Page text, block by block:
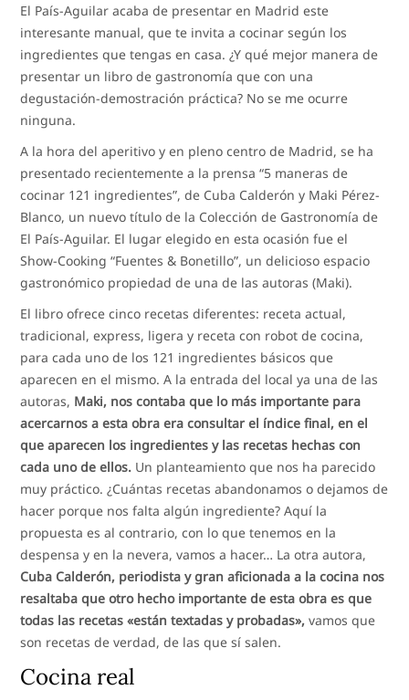
El País-Aguilar acaba de presentar en Madrid este
interesante manual, que te invita a cocinar según los
ingredientes que tengas en casa. ¿Y qué mejor manera de
presentar un libro de gastronomía que con una
degustación-demostración práctica? No se me ocurre
ninguna.
A la hora del aperitivo y en pleno centro de Madrid, se ha
presentado recientemente a la prensa “5 maneras de
cocinar 121 ingredientes”, de Cuba Calderón y Maki Pérez-
Blanco, un nuevo título de la Colección de Gastronomía de
El País-Aguilar. El lugar elegido en esta ocasión fue el
Show-Cooking “Fuentes & Bonetillo”, un delicioso espacio
gastronómico propiedad de una de las autoras (Maki).
El libro ofrece cinco recetas diferentes: receta actual,
tradicional, express, ligera y receta con robot de cocina,
para cada uno de los 121 ingredientes básicos que
aparecen en el mismo. A la entrada del local ya una de las
autoras, Maki, nos contaba que lo más importante para
acercarnos a esta obra era consultar el índice final, en el
que aparecen los ingredientes y las recetas hechas con
cada uno de ellos. Un planteamiento que nos ha parecido
muy práctico. ¿Cuántas recetas abandonamos o dejamos de
hacer porque nos falta algún ingrediente? Aquí la
propuesta es al contrario, con lo que tenemos en la
despensa y en la nevera, vamos a hacer… La otra autora,
Cuba Calderón, periodista y gran aficionada a la cocina nos
resaltaba que otro hecho importante de esta obra es que
todas las recetas «están textadas y probadas», vamos que
son recetas de verdad, de las que sí salen.
Cocina real